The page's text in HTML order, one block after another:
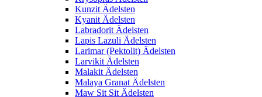
Kunzit Ädelsten
Kyanit Ädelsten
Labradorit Ädelsten
Lapis Lazuli Ädelsten
Larimar (Pektolit) Ädelsten
Larvikit Ädelsten
Malakit Ädelsten
Malaya Granat Ädelsten
Maw Sit Sit Ädelsten